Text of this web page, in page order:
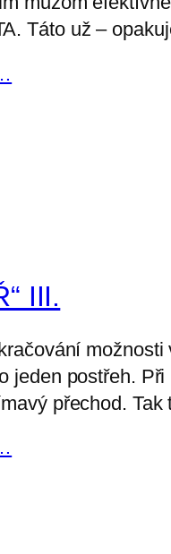
Táto už –
III.
jeden postřeh.
přechod.